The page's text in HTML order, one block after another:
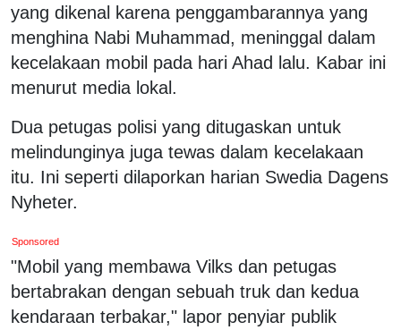
yang dikenal karena penggambarannya yang
menghina Nabi Muhammad, meninggal dalam
kecelakaan mobil pada hari Ahad lalu. Kabar ini
menurut media lokal.
Dua petugas polisi yang ditugaskan untuk
melindunginya juga tewas dalam kecelakaan
itu. Ini seperti dilaporkan harian Swedia Dagens
Nyheter.
Sponsored
"Mobil yang membawa Vilks dan petugas
bertabrakan dengan sebuah truk dan kedua
kendaraan terbakar," lapor penyiar publik